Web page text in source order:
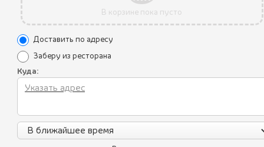
В корзине пока пусто
Доставить по адресу
Заберу из ресторана
Куда: